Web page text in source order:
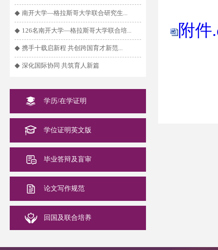
◆ 南开大学—格拉斯哥大学联合研究生...
◆ 126名南开大学—格拉斯哥大学联合培...
◆ 携手十载启新程 共创跨国育才新范...
◆ 深化国际协同 共筑育人新篇
学历/在学证明
学位证明英文版
毕业答辩及盲审
论文写作规范
回国及联合培养
附件